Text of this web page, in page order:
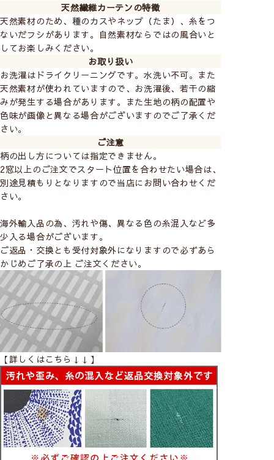
天然繊維カーテンの特徴
天然素材のため、種のカスやネップ（たま）、糸をつ
ないだフシがあります。自然素材ならではの風合いと
してお楽しみください。
お取り扱い
お洗濯はドライクリーニングです。水洗い不可。また
天然素材が使われていますので、お洗濯後、若干の縮
みが発生する場合があります。また生地の柄の配置や
色味が画像と異なる場合がございますのでご了承くだ
さい。
ご注意
柄の出し方については指定できません。
2窓以上のご注文でスタート位置を合わせたい場合は、
別途見積もりとなりますので当店にお問い合わせくだ
さい。
海外輸入品の為、汚れや傷、異なる色の糸混入など多
少入る場合がございます。
ご返品・交換とも受付対象外になりますので必ずあら
かじめご了承の上 ご注文ください。
【詳しくはこちら↓↓】